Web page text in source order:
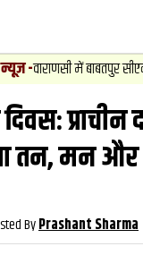
में बाबतपुर सीएनजी
दिवस:
तन, मन
ByPrashant Sharma